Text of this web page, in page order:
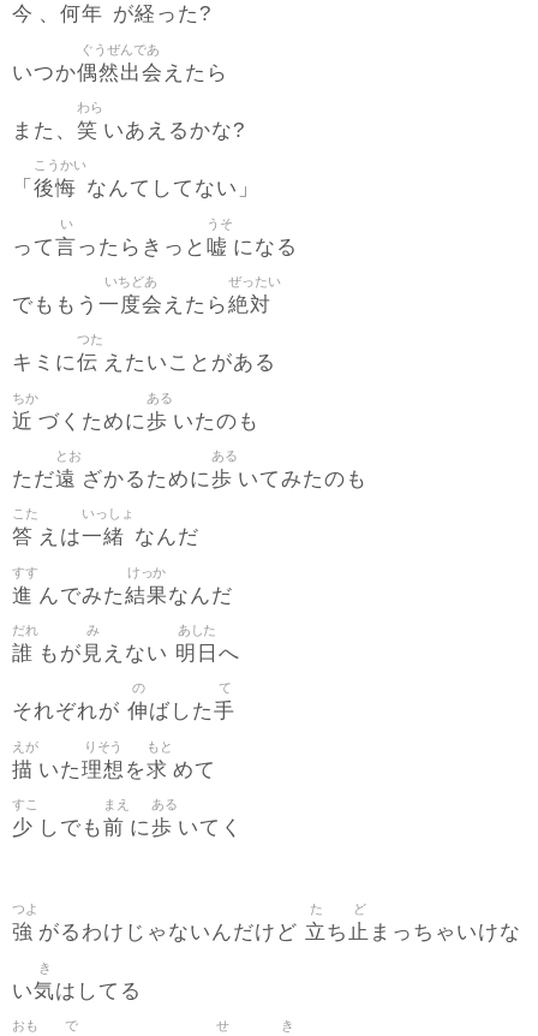
今 、 何年 が経 った?
いつか偶然出会
ぐうぜんであ
えたら
また、 笑
わら
いあえるかな?
「 後悔
こうかい
なんてしてない」
って言
い
ったらきっと 嘘
うそ
になる
でももう 一度会
いちどあ
えたら絶対
ぜったい
キミに伝
つた
えたいことがある
近
ちか
づくために歩
ある
いたのも
ただ遠
とお
ざかるために歩
ある
いてみたのも
答
こた
えは一緒
いっしょ
なんだ
進
すす
んでみた結果
けっか
なんだ
誰
だれ
もが 見
み
えない 明日
あした
へ
それぞれが 伸
の
ばした手
て
描
えが
いた理想
りそう
を求
もと
めて
少
すこ
しでも前
まえ
に歩
ある
いてく
強
つよ
がるわけじゃないんだけど 立
た
ち止
ど
まっちゃいけな
い気
き
はしてる
おも で せ き